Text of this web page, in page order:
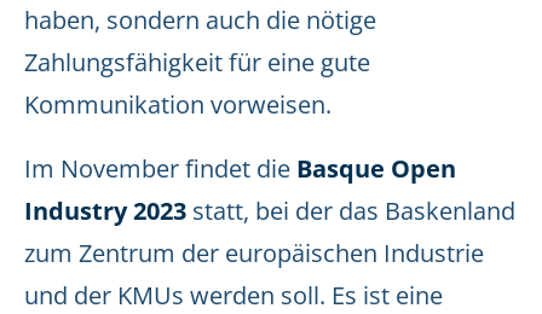
haben, sondern auch die nötige
Zahlungsfähigkeit für eine gute
Kommunikation vorweisen.
Im November findet die Basque Open
Industry 2023 statt, bei der das Baskenland
zum Zentrum der europäischen Industrie
und der KMUs werden soll. Es ist eine